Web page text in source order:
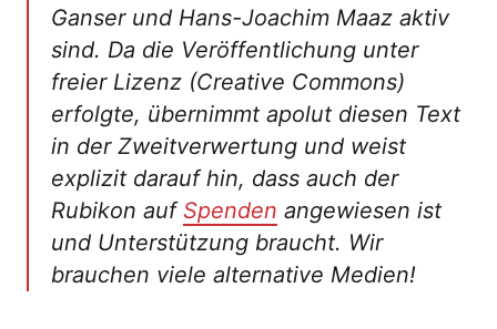
Ganser und Hans-Joachim Maaz aktiv
sind. Da die Veröffentlichung unter
freier Lizenz (Creative Commons)
erfolgte, übernimmt apolut diesen Text
in der Zweitverwertung und weist
explizit darauf hin, dass auch der
Rubikon auf Spenden angewiesen ist
und Unterstützung braucht. Wir
brauchen viele alternative Medien!